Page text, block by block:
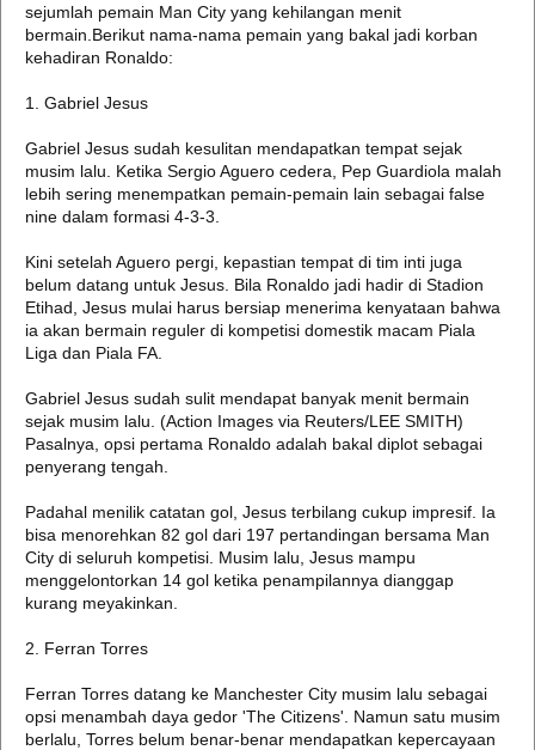
sejumlah pemain Man City yang kehilangan menit
bermain.Berikut nama-nama pemain yang bakal jadi korban
kehadiran Ronaldo:
1. Gabriel Jesus
Gabriel Jesus sudah kesulitan mendapatkan tempat sejak
musim lalu. Ketika Sergio Aguero cedera, Pep Guardiola malah
lebih sering menempatkan pemain-pemain lain sebagai false
nine dalam formasi 4-3-3.
Kini setelah Aguero pergi, kepastian tempat di tim inti juga
belum datang untuk Jesus. Bila Ronaldo jadi hadir di Stadion
Etihad, Jesus mulai harus bersiap menerima kenyataan bahwa
ia akan bermain reguler di kompetisi domestik macam Piala
Liga dan Piala FA.
Gabriel Jesus sudah sulit mendapat banyak menit bermain
sejak musim lalu. (Action Images via Reuters/LEE SMITH)
Pasalnya, opsi pertama Ronaldo adalah bakal diplot sebagai
penyerang tengah.
Padahal menilik catatan gol, Jesus terbilang cukup impresif. Ia
bisa menorehkan 82 gol dari 197 pertandingan bersama Man
City di seluruh kompetisi. Musim lalu, Jesus mampu
menggelontorkan 14 gol ketika penampilannya dianggap
kurang meyakinkan.
2. Ferran Torres
Ferran Torres datang ke Manchester City musim lalu sebagai
opsi menambah daya gedor 'The Citizens'. Namun satu musim
berlalu, Torres belum benar-benar mendapatkan kepercayaan